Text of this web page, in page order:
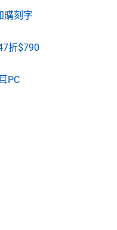
購刻字
折$790
PC